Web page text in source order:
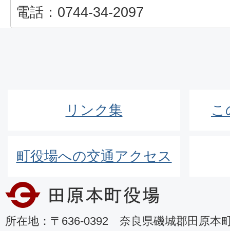
電話：0744-34-2097
リンク集 こ
町役場への交通アクセス
所在地：〒636-0392 奈良県磯城郡田原本